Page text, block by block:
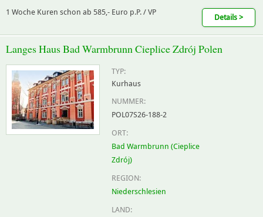
1 Woche Kuren schon ab 585,- Euro p.P. / VP
Details >
Langes Haus Bad Warmbrunn Cieplice Zdrój Polen
TYP:
Kurhaus
NUMMER:
POL07S26-188-2
ORT:
Bad Warmbrunn (Cieplice
Zdrój)
REGION:
Niederschlesien
LAND: